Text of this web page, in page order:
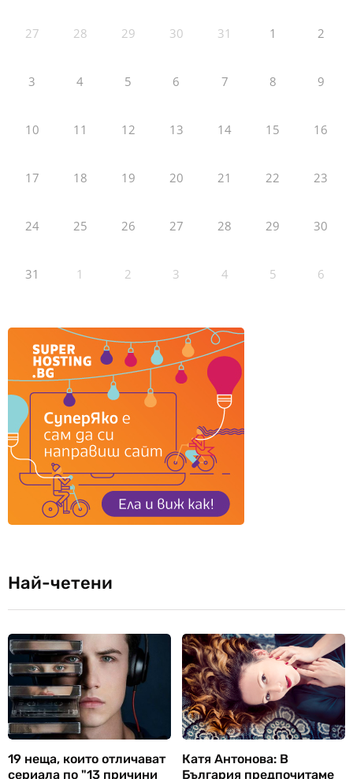
27 28 29 30 31 1 2
3 4 5 6 7 8 9
10 11 12 13 14 15 16
17 18 19 20 21 22 23
24 25 26 27 28 29 30
31 1 2 3 4 5 6
Най-четени
19 неща, които отличават
сериала по "13 причини
Катя Антонова: В
България предпочитаме